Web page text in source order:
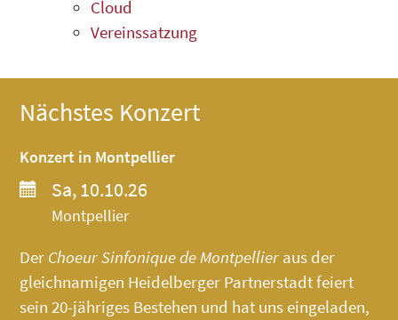
Cloud
Vereinssatzung
Nächstes Konzert
Konzert in Montpellier
Sa, 10.10.26
Montpellier
Der Choeur Sinfonique de Montpellier aus der
gleichnamigen Heidelberger Partnerstadt feiert
sein 20-jähriges Bestehen und hat uns eingeladen,